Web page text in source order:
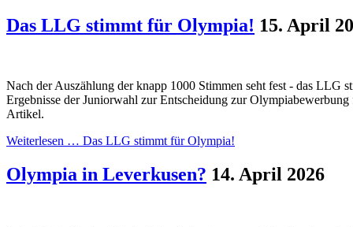
Das LLG stimmt für Olympia! 15. April
Nach der Auszählung der knapp 1000 Stimmen seht fest - das LLG
Ergebnisse der Juniorwahl zur Entscheidung zur
Artikel.
Weiterlesen … Das LLG stimmt für Olympia!
Olympia in Leverkusen? 14. April 2026